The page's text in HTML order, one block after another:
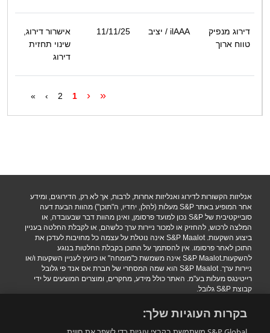
דירוג מנפיק
טווח ארוך
ilAAA / יציב 11/11/25
אישרור דירוג,
שינוי תחזית
דירוג
«
‹
1
2
›
»
אנליזות הקשורות לדירוג ואנליזות אחרות, לרבות, אך לא רק, הדירוגים, ומידע
אחר המופיע באתר S&P מעלות (להלן, יחדיו, ה"תוכן") מהוות הבעת דעה
סובייקטיבית של S&P נכון למועד פרסומן, ואינן מהוות דבר שבעובדה, או
המלצה לרכוש, להחזיק או למכור ניירות ערך כלשהם, או לקבלת החלטה בעניין
ביצוע השקעות. S&P Maalot אינה נוטלת על עצמה כל מחויבות לעדכן את
התוכן לאחר פרסומו. אין להסתמך על התוכן בקבלת החלטות בנוגע
להשקעות.S&P Maalot אינה משמשת כ"מומחה" או כיועץ לעניין השקעות ו/או
ניירות ערך. S&P Maalot הוא שמה המסחרי של חברת אס אנד פי גלובל
רייטינגס מעלות בע"מ. האתר כולל מידע, מחקרים, ומוצרים המוצעים על ידי
קבוצת S&P גלובל.
.Copyright 2016 S&P Maalot a subsidiary of S&P Global. All rights
reserved
בקרות העוגיות שלך: